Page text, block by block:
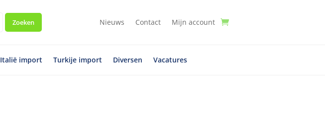
Zoeken Nieuws Contact Mijn account
Italië import Turkije import Diversen Vacatures